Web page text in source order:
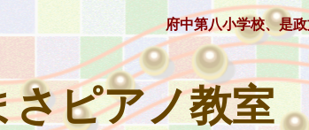
府中第八小学校、是
さピアノ教室